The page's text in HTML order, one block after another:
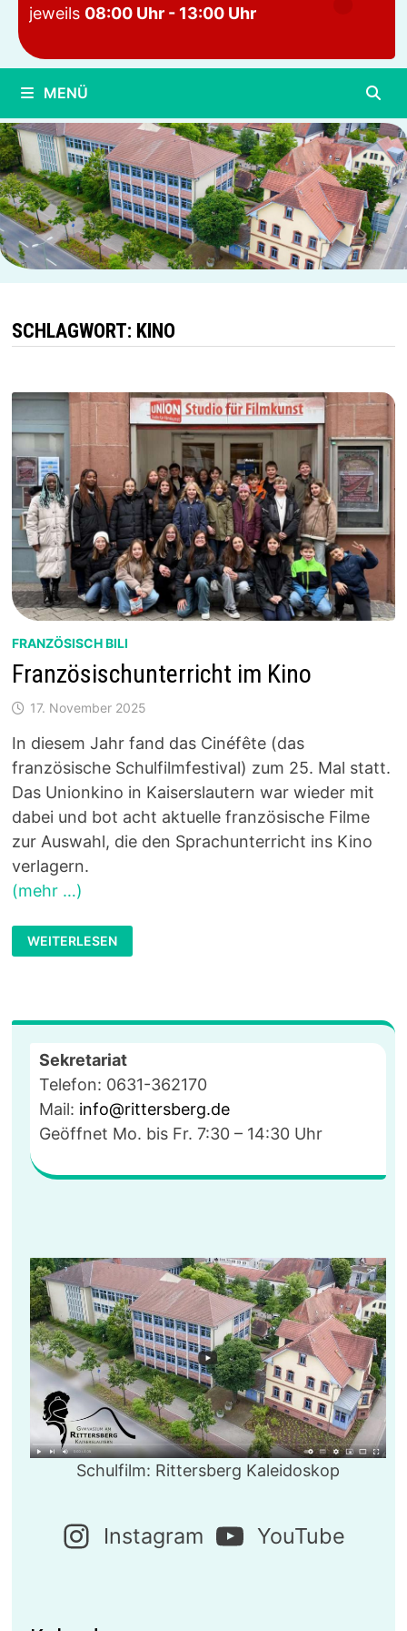
jeweils 08:00 Uhr - 13:00 Uhr
MENÜ
SCHLAGWORT: KINO
FRANZÖSISCH BILI
Französischunterricht im Kino
17. November 2025
In diesem Jahr fand das Cinéfête (das
französische Schulfilmfestival) zum 25. Mal statt.
Das Unionkino in Kaiserslautern war wieder mit
dabei und bot acht aktuelle französische Filme
zur Auswahl, die den Sprachunterricht ins Kino
verlagern.
(mehr …)
FRANZÖSISCHUNTERRICHT
IM
KINO
WEITERLESEN
Sekretariat
Telefon: 0631-362170
Mail: info@rittersberg.de
Geöffnet Mo. bis Fr. 7:30 – 14:30 Uhr
Schulfilm: Rittersberg Kaleidoskop
Instagram YouTube